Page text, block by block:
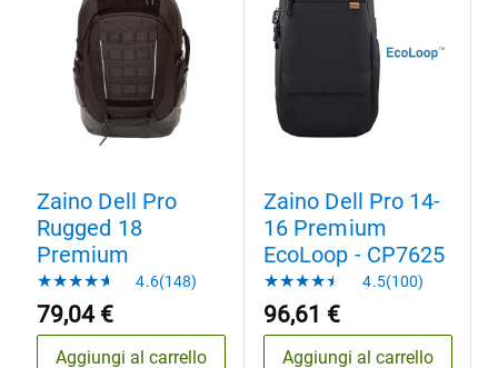
Zaino Dell Pro
Rugged 18
Premium
4.6(148)
79,04 €
Aggiungi al carrello
Zaino Dell Pro 14-
16 Premium
EcoLoop - CP7625
4.5(100)
96,61 €
Aggiungi al carrello